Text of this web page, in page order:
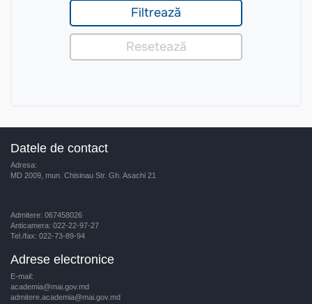
Datele de contact
Adresa:
MD 2009, mun. Chisinau Str. Gh. Asachi 21
Admitere: 067458026
Anticamera: 022-22-97-27
Tel./fax: 022-73-89-94
Adrese electronice
E-mail:
academia@mai.gov.md
admitere.academia@mai.gov.md